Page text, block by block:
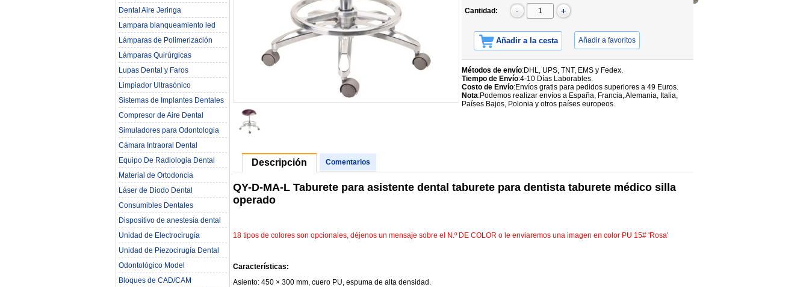
Dental Aire Jeringa
Lampara blanqueamiento led
dental
Lámparas de Polimerización
Lámparas Quirúrgicas
Lupas Dental y Faros
Limpiador Ultrasónico
Sistemas de Implantes Dentales
Compresor de Aire Dental
Simuladores para Odontologia
Cámara Intraoral Dental
Equipo De Radiologia Dental‎
Material de Ortodoncia
Láser de Diodo Dental
Consumibles Dentales
Dispositivo de anestesia dental
Unidad de Electrocirugía
Unidad de Piezocirugía Dental
Odontológico Model
Bloques de CAD/CAM
Cantidad:
Añadir a la cesta Añadir a favoritos
Métodos de envío:DHL, UPS, TNT, EMS y Fedex.
Tiempo de Envío:4-10 Días Laborables.
Costo de Envío:Envíos gratis para pedidos superiores a 49 Euros.
Nota:Podemos realizar envíos a España, Francia, Alemania, Italia,
Países Bajos, Polonia y otros países europeos.
Descripción Comentarios
QY-D-MA-L Taburete para asistente dental taburete para dentista taburete médico silla
operado
18 tipos de colores son opcionales, déjenos un mensaje sobre el N.º DE COLOR o le enviaremos una imagen en color PU 15# 'Rosa'
Características:
Asiento: 450 × 300 mm, cuero PU, espuma de alta densidad.